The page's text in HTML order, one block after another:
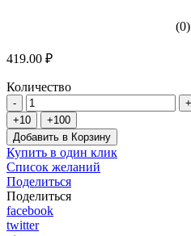
(0)
419.00 ₽
Количество
Добавить в Корзину
Купить в один клик
Список желаний
Поделиться
Поделиться
facebook
twitter